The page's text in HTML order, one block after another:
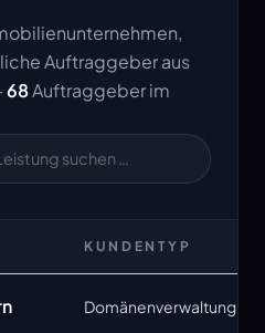
Auftraggeber aus
68Auftraggeber im
KUNDENTYP
Domänenverwaltung